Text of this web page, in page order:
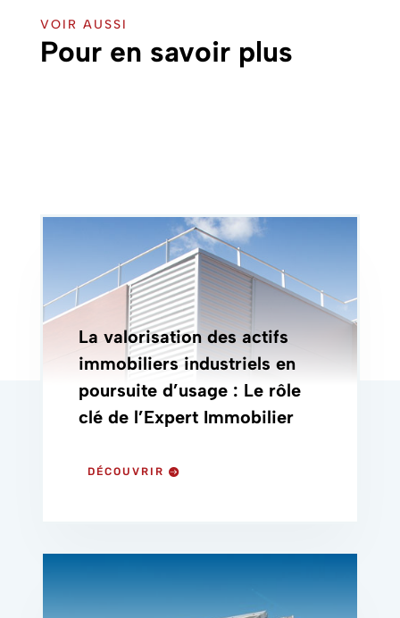
VOIR AUSSI
Pour en savoir plus
La valorisation des actifs
immobiliers industriels en
poursuite d’usage : Le rôle
clé de l’Expert Immobilier
DÉCOUVRIR